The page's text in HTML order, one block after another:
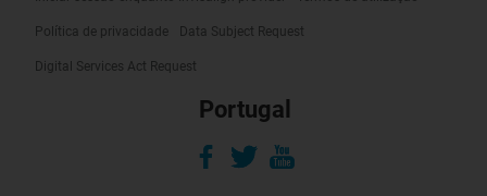
Política de privacidade Data Subject Request
Digital Services Act Request
Portugal